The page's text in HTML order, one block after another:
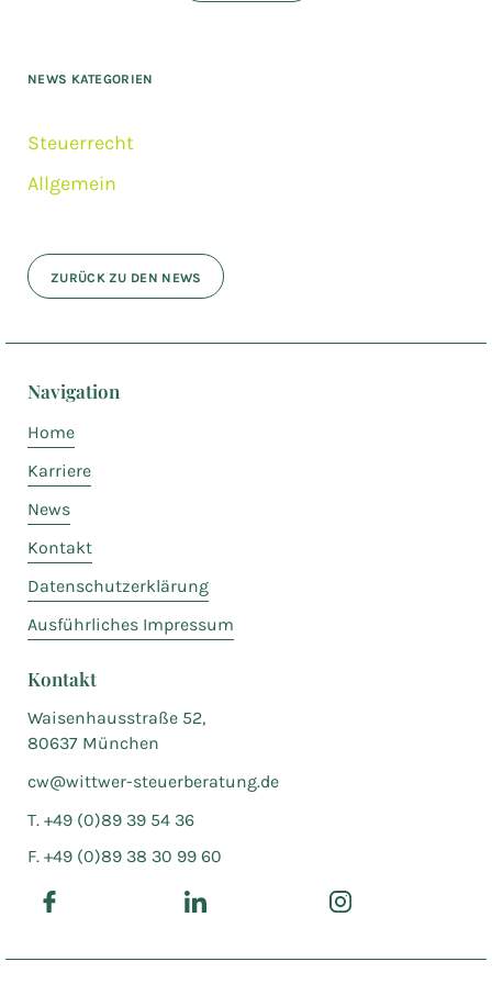
NEWS KATEGORIEN
Steuerrecht
Allgemein
ZURÜCK ZU DEN NEWS
Navigation
Home
Karriere
News
Kontakt
Datenschutzerklärung
Ausführliches Impressum
Kontakt
Waisenhausstraße 52,
80637 München
cw@wittwer-steuerberatung.de
T. +49 (0)89 39 54 36
F. +49 (0)89 38 30 99 60